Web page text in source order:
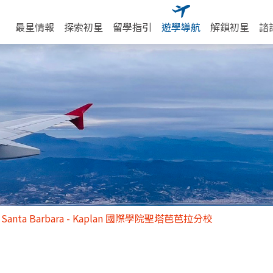
最星情報 探索初星 留學指引 遊學導航 解鎖初星 諮
Barbara - Kaplan 國際學院聖塔芭芭拉分校